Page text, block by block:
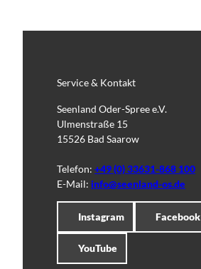
Service & Kontakt
Seenland Oder-Spree e.V.
Ulmenstraße 15
15526 Bad Saarow
Telefon: +49 (0) 33631-868 100
E-Mail: info@seenland-os.de
Instagram Facebook
YouTube